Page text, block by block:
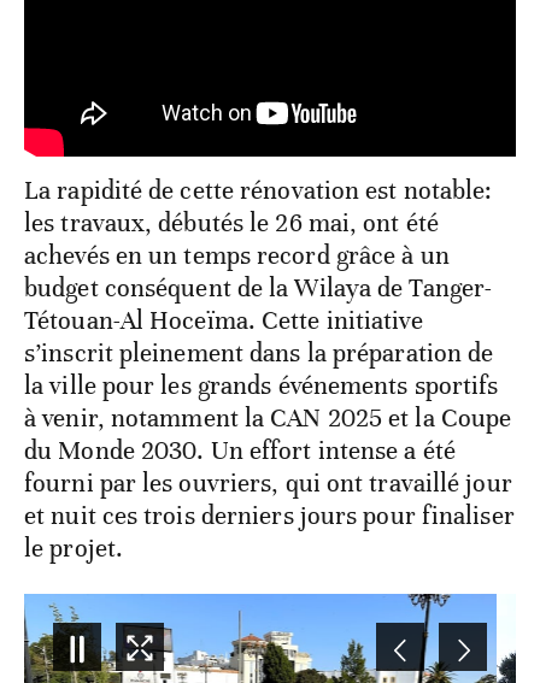
La rapidité de cette rénovation est notable:
les travaux, débutés le 26 mai, ont été
achevés en un temps record grâce à un
budget conséquent de la Wilaya de Tanger-
Tétouan-Al Hoceïma. Cette initiative
s’inscrit pleinement dans la préparation de
la ville pour les grands événements sportifs
à venir, notamment la CAN 2025 et la Coupe
du Monde 2030. Un effort intense a été
fourni par les ouvriers, qui ont travaillé jour
et nuit ces trois derniers jours pour finaliser
le projet.